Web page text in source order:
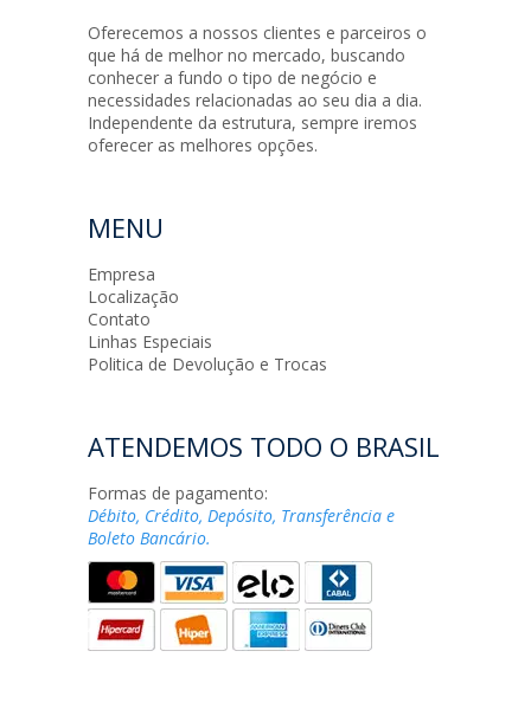
Oferecemos a nossos clientes e parceiros o
que há de melhor no mercado, buscando
conhecer a fundo o tipo de negócio e
necessidades relacionadas ao seu dia a dia.
Independente da estrutura, sempre iremos
oferecer as melhores opções.
MENU
Empresa
Localização
Contato
Linhas Especiais
Politica de Devolução e Trocas
ATENDEMOS TODO O BRASIL
Formas de pagamento:
Débito, Crédito, Depósito, Transferência e
Boleto Bancário.